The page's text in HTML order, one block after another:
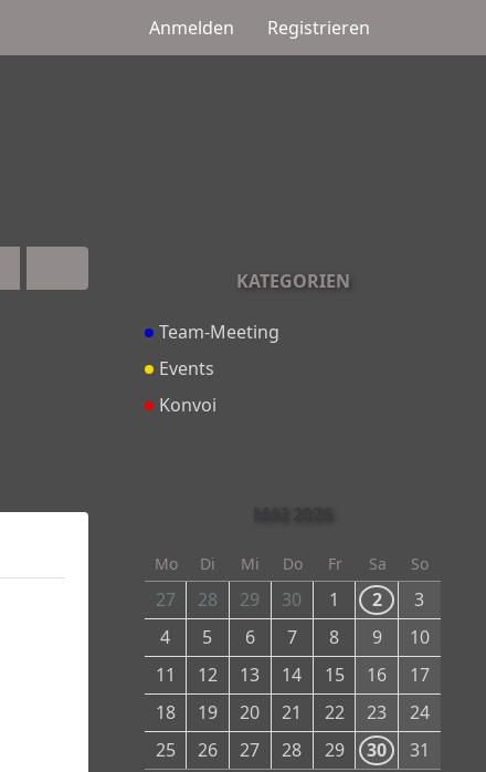
Anmelden Registrieren
KATEGORIEN
Team-Meeting
Events
Konvoi
Mo Di Mi Do Fr Sa So
27 28 29 30 1 2
3
4
5 6 7 8 9
10
11
12 13 14 15 16
17
18
19 20 21 22 23
24
25
26 27 28 29 30 31